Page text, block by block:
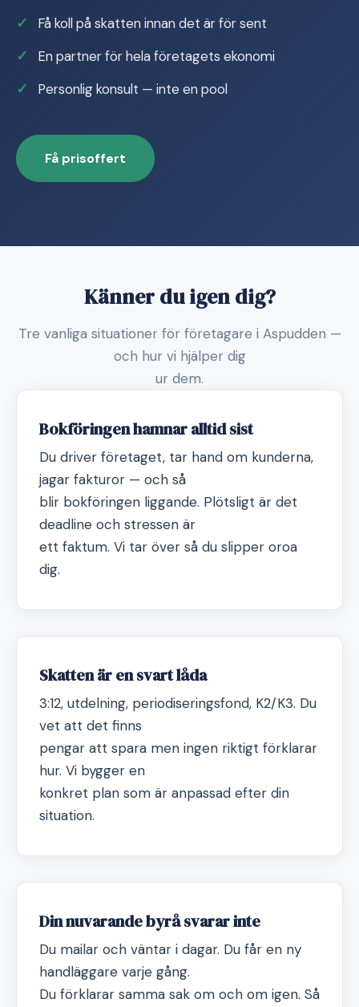
Få koll på skatten innan det är för sent
En partner för hela företagets ekonomi
Personlig konsult — inte en pool
Få prisoffert
Känner du igen dig?
Tre vanliga situationer för företagare i Aspudden —
och hur vi hjälper dig
ur dem.
Bokföringen hamnar alltid sist
Du driver företaget, tar hand om kunderna,
jagar fakturor — och så
blir bokföringen liggande. Plötsligt är det
deadline och stressen är
ett faktum. Vi tar över så du slipper oroa
dig.
Skatten är en svart låda
3:12, utdelning, periodiseringsfond, K2/K3. Du
vet att det finns
pengar att spara men ingen riktigt förklarar
hur. Vi bygger en
konkret plan som är anpassad efter din
situation.
Din nuvarande byrå svarar inte
Du mailar och väntar i dagar. Du får en ny
handläggare varje gång.
Du förklarar samma sak om och om igen. Så